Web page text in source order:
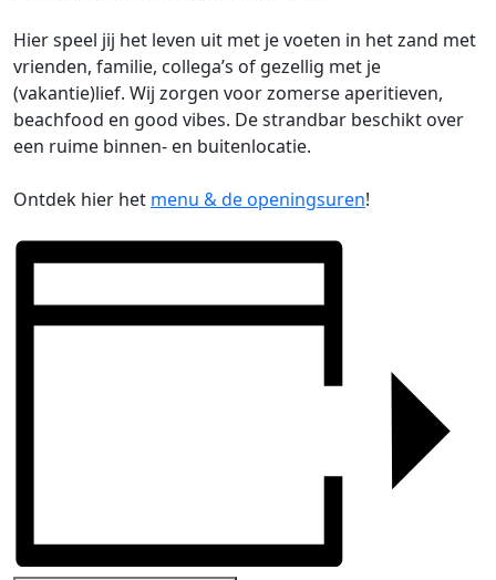
Hier speel jij het leven uit met je voeten in het zand met
vrienden, familie, collega’s of gezellig met je
(vakantie)lief. Wij zorgen voor zomerse aperitieven,
beachfood en good vibes. De strandbar beschikt over
een ruime binnen- en buitenlocatie.
Ontdek hier het menu & de openingsuren!